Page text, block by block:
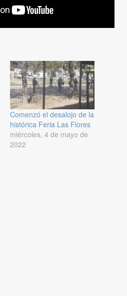
Comenzó el desalojo de la
histórica Feria Las Flores
miércoles, 4 de mayo de
2022